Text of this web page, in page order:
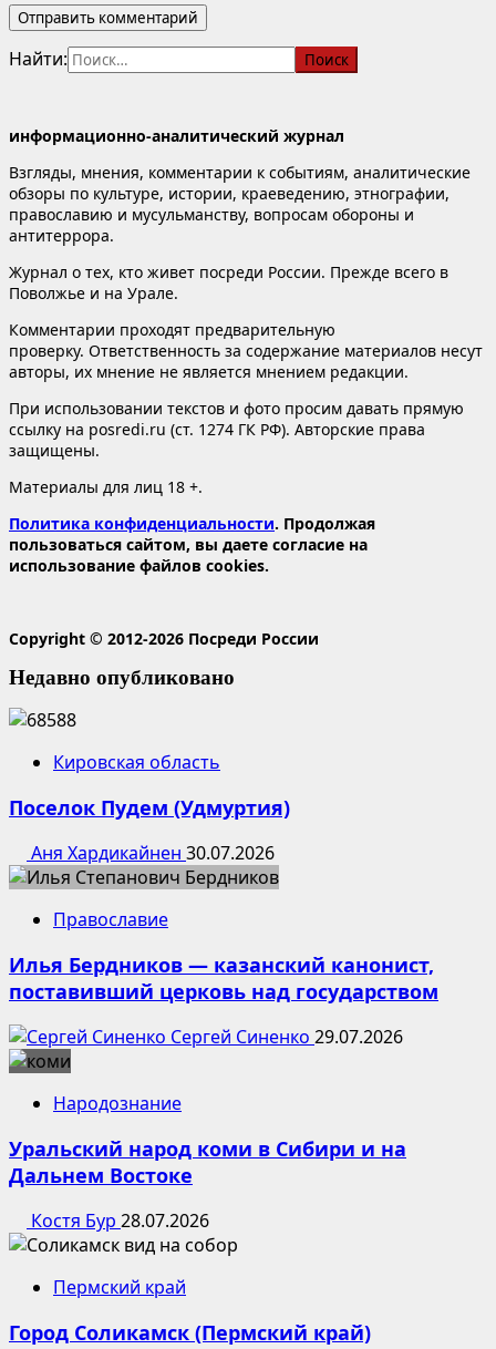
Найти:
информационно-аналитический журнал
Взгляды, мнения, комментарии к событиям, аналитические
обзоры по культуре, истории, краеведению, этнографии,
православию и мусульманству, вопросам обороны и
антитеррора.
Журнал о тех, кто живет посреди России. Прежде всего в
Поволжье и на Урале.
Комментарии проходят предварительную
проверку. Ответственность за содержание материалов несут
авторы, их мнение не является мнением редакции.
При использовании текстов и фото просим давать прямую
ссылку на posredi.ru (ст. 1274 ГК РФ). Авторские права
защищены.
Материалы для лиц 18 +.
Политика конфиденциальности. Продолжая
пользоваться сайтом, вы даете согласие на
использование файлов cookies.
Copyright © 2012-2026 Посреди России
Недавно опубликовано
Кировская область
Поселок Пудем (Удмуртия)
Аня Хардикайнен 30.07.2026
Православие
Илья Бердников — казанский канонист,
поставивший церковь над государством
Сергей Синенко 29.07.2026
Народознание
Уральский народ коми в Сибири и на
Дальнем Востоке
Костя Бур 28.07.2026
Пермский край
Город Соликамск (Пермский край)